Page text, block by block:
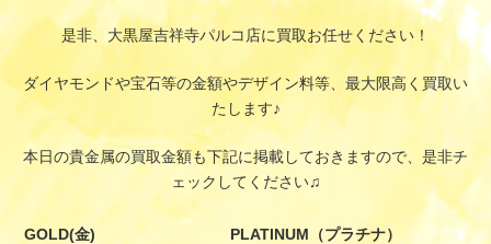
是非、大黒屋吉祥寺パルコ店に買取お任せください！
ダイヤモンドや宝石等の金額やデザイン料等、最大限高く買取い
たします♪
本日の貴金属の買取金額も下記に掲載しておきますので、是非チ
ェックしてください♫
GOLD(金)
PLATINUM（プラチナ）